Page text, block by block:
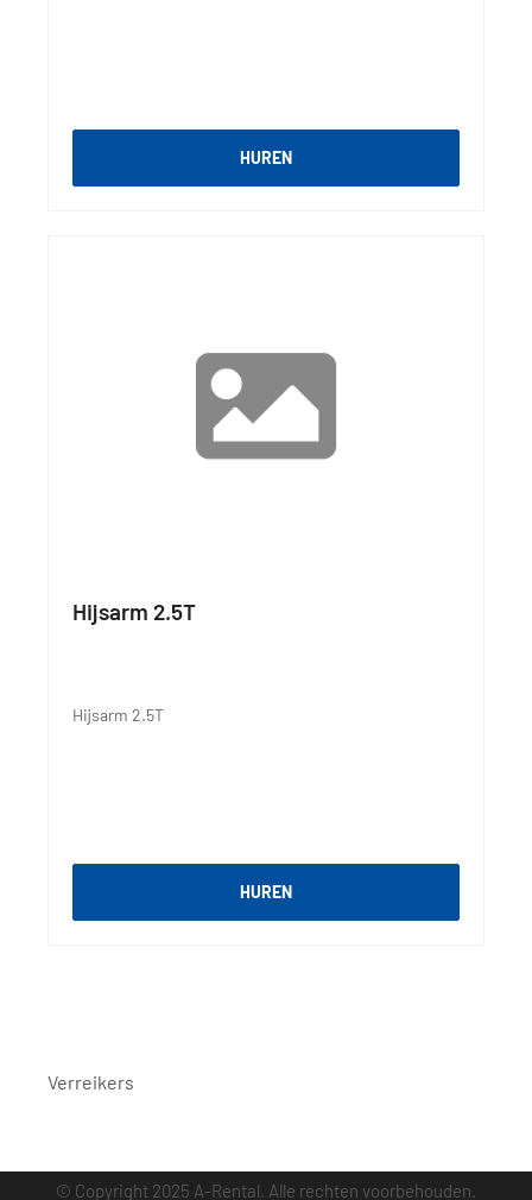
HUREN
Hijsarm 2.5T
Hijsarm 2.5T
HUREN
Verreikers
© Copyright 2025 A-Rental. Alle rechten voorbehouden.